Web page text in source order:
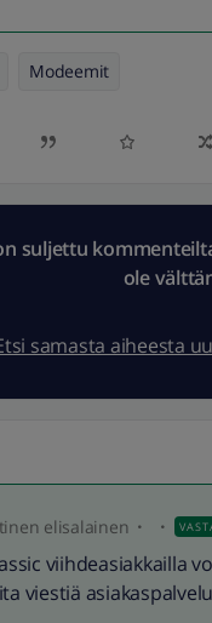
Modeemit
suljettu
ole
samasta aiheesta
elisalainen
viihdeasiakkailla
viestiä